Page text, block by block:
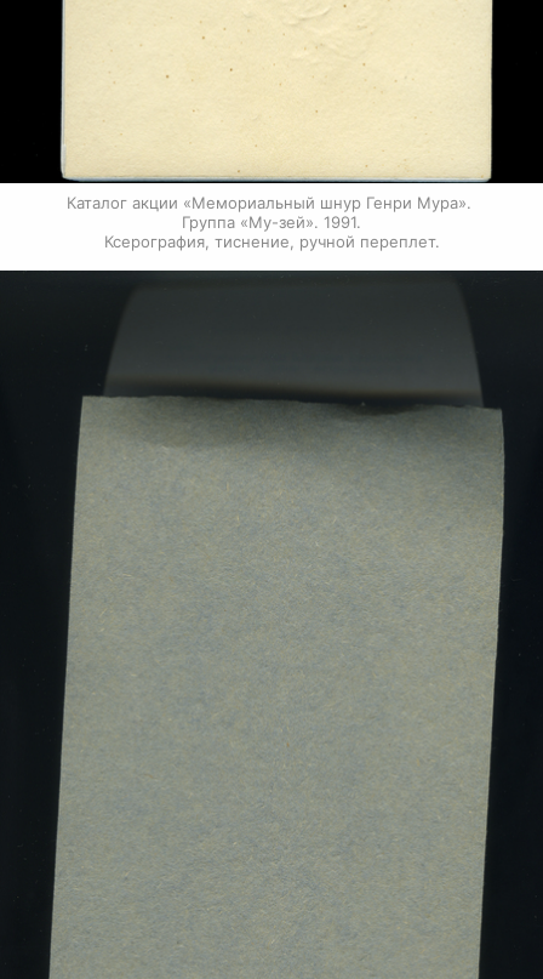
Каталог акции «Мемориальный шнур Генри Мура».
Группа «Му-зей». 1991.
Ксерография, тиснение, ручной переплет.